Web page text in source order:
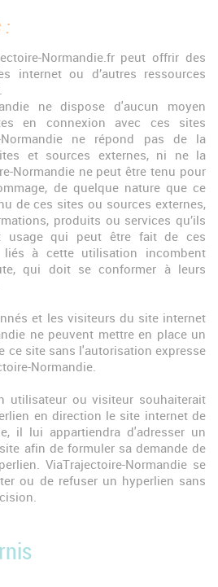
:
Normandie.fr peut offrir des
internet ou d’autres ressources
ne dispose d'aucun moyen
en connexion avec ces sites
Normandie ne répond pas de la
et sources externes, ni ne la
Normandie ne peut être tenu pour
de quelque nature que ce
de ces sites ou sources externes,
produits ou services qu’ils
usage qui peut être fait de ces
liés à cette utilisation incombent
qui doit se conformer à leurs
et les visiteurs du site internet
ne peuvent mettre en place un
ce site sans l'autorisation expresse
Normandie.
utilisateur ou visiteur souhaiterait
en direction le site internet de
il lui appartiendra d'adresser un
afin de formuler sa demande de
ViaTrajectoire-Normandie se
ou de refuser un hyperlien sans